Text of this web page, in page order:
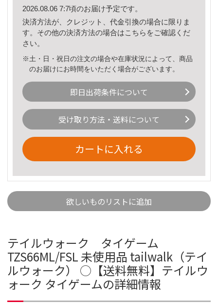
2026.08.06 7:7頃のお届け予定です。
決済方法が、クレジット、代金引換の場合に限りま
す。その他の決済方法の場合はこちら をご確認くだ
さい。
※土・日・祝日の注文の場合や在庫状況によって、商品
のお届けにお時間をいただく場合がございます。
即日出荷条件について
受け取り方法・送料について
カートに入れる
欲しいものリストに追加
テイルウォーク タイゲーム
TZS66ML/FSL 未使用品 tailwalk（テイ
ルウォーク） ○【送料無料】テイルウ
ォーク タイゲームの詳細情報